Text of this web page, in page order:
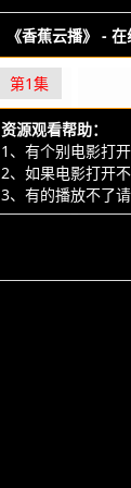
《香蕉云播》 - 在
第1集
资源观看帮助：
1、有个别电影打
2、如果电影打开
3、有的播放不了